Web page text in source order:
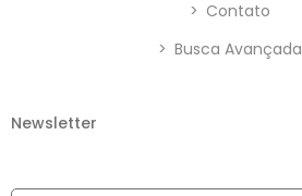
> Contato
> Busca Avançada
Newsletter